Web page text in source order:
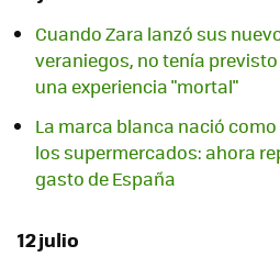
Cuando Zara lanzó sus
veraniegos, no tenía
una experiencia "mortal"
La marca blanca nació
los supermercados: ahora
gasto de España
12 julio